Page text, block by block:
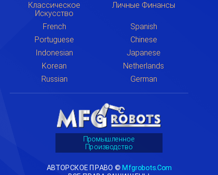
Классическое
Искусство
Личные Финансы
French
Spanish
Portuguese
Chinese
Indonesian
Japanese
Korean
Netherlands
Russian
German
Промышленное
Производство
АВТОРСКОЕ ПРАВО © Mfgrobots.com